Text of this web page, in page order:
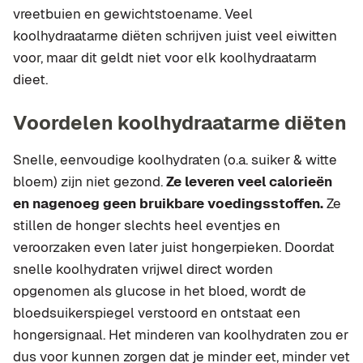
vreetbuien en gewichtstoename. Veel
koolhydraatarme diëten schrijven juist veel eiwitten
voor, maar dit geldt niet voor elk koolhydraatarm
dieet.
Voordelen koolhydraatarme diëten
Snelle, eenvoudige koolhydraten (o.a. suiker & witte
bloem) zijn niet gezond.Ze leveren veel calorieën
en nagenoeg geen bruikbare voedingsstoffen.Ze
stillen de honger slechts heel eventjes en
veroorzaken even later juist hongerpieken. Doordat
snelle koolhydraten vrijwel direct worden
opgenomen als glucose in het bloed, wordt de
bloedsuikerspiegel verstoord en ontstaat een
hongersignaal. Het minderen van koolhydraten zou er
dus voor kunnen zorgen dat je minder eet, minder vet